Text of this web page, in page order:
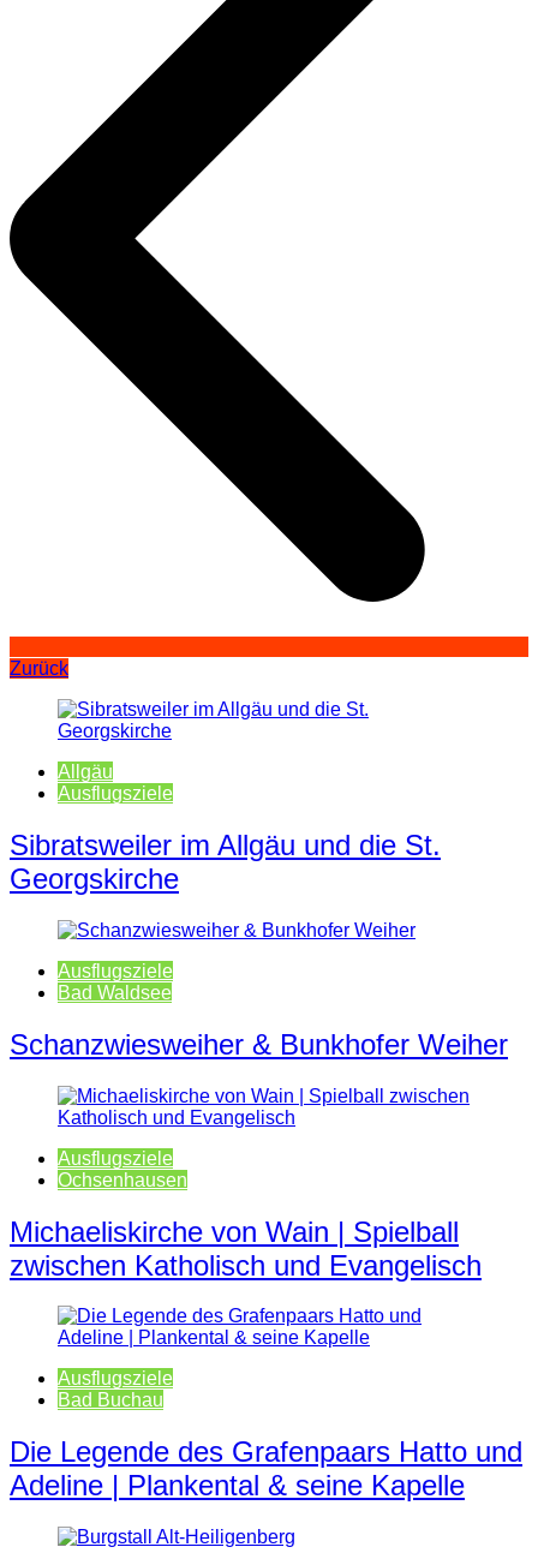
Zurück
Allgäu
Ausflugsziele
Sibratsweiler im Allgäu und die St.
Georgskirche
Ausflugsziele
Bad Waldsee
Schanzwiesweiher & Bunkhofer Weiher
Ausflugsziele
Ochsenhausen
Michaeliskirche von Wain | Spielball
zwischen Katholisch und Evangelisch
Ausflugsziele
Bad Buchau
Die Legende des Grafenpaars Hatto und
Adeline | Plankental & seine Kapelle